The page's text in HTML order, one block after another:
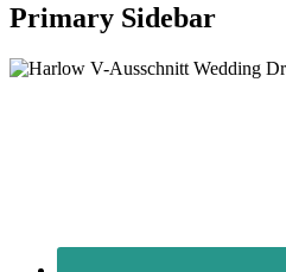
Primary Sidebar